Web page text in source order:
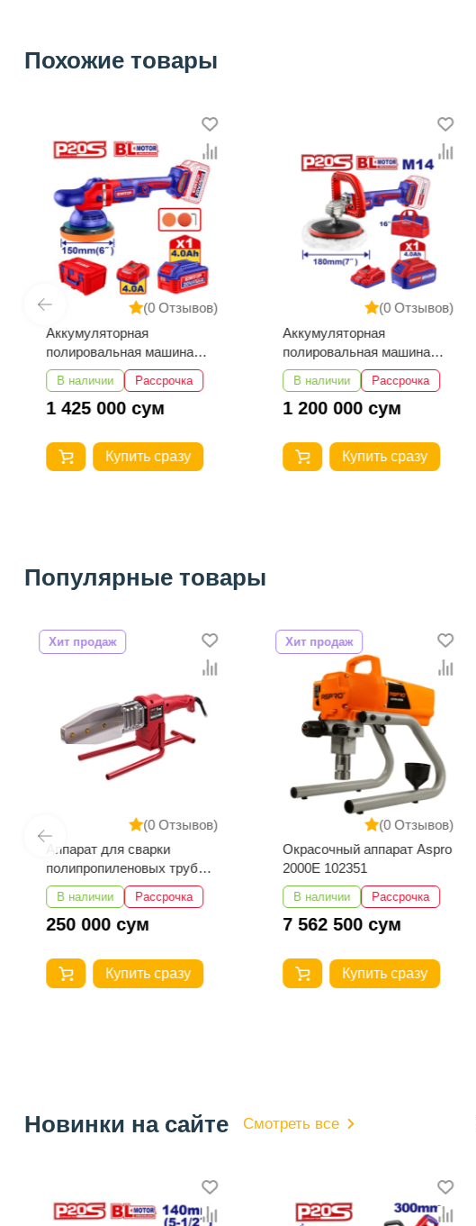
Похожие товары
(0 Отзывов)
Аккумуляторная
полировальная машина
EMTOP ELAP20158
В наличии Рассрочка
1 425 000 сум
Купить сразу
(0 Отзывов)
Аккумуляторная
полировальная машина
EMTOP ELAP20188
В наличии Рассрочка
1 200 000 сум
Купить сразу
Популярные товары
(0 Отзывов)
Хит продаж
Аппарат для сварки
полипропиленовых труб
Number One EPC40/15-1
В наличии Рассрочка
250 000 сум
Купить сразу
(0 Отзывов)
Хит продаж
Окрасочный аппарат Aspro
2000E 102351
В наличии Рассрочка
7 562 500 сум
Купить сразу
Новинки на сайте Смотреть все